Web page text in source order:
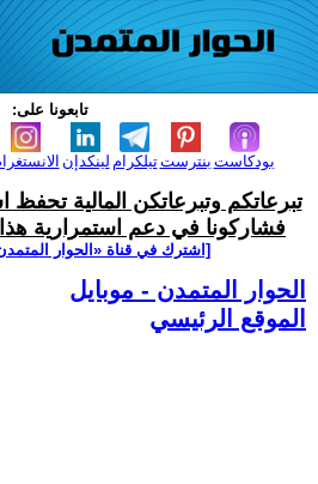
تابعونا على:
لينكدإن تيلكرامبنترست بودكاست
تبرعاتكم وتبرعاتكن المالية تحفظ
فشاركونا في دعم استمرارية هذا
[اشترك في قناة ‫«الحوار
الحوار المتمدن - موبايل
الموقع الرئيسي